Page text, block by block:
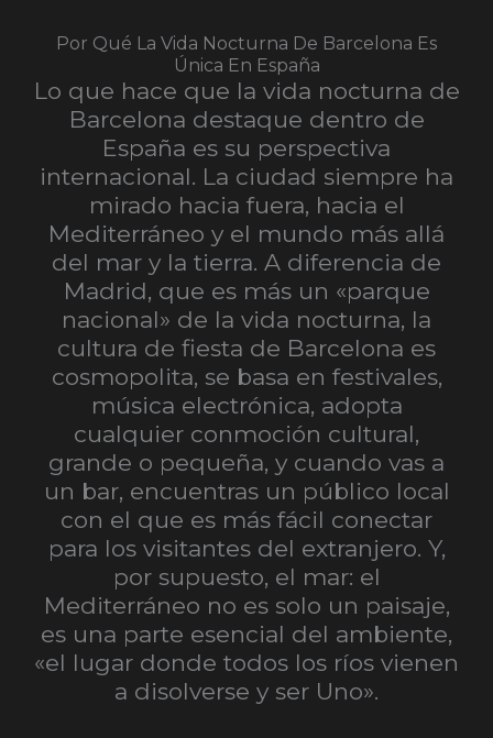
Por Qué La Vida Nocturna De Barcelona Es
Única En España
Lo que hace que la vida nocturna de
Barcelona destaque dentro de
España es su perspectiva
internacional. La ciudad siempre ha
mirado hacia fuera, hacia el
Mediterráneo y el mundo más allá
del mar y la tierra. A diferencia de
Madrid, que es más un «parque
nacional» de la vida nocturna, la
cultura de fiesta de Barcelona es
cosmopolita, se basa en festivales,
música electrónica, adopta
cualquier conmoción cultural,
grande o pequeña, y cuando vas a
un bar, encuentras un público local
con el que es más fácil conectar
para los visitantes del extranjero. Y,
por supuesto, el mar: el
Mediterráneo no es solo un paisaje,
es una parte esencial del ambiente,
«el lugar donde todos los ríos vienen
a disolverse y ser Uno».